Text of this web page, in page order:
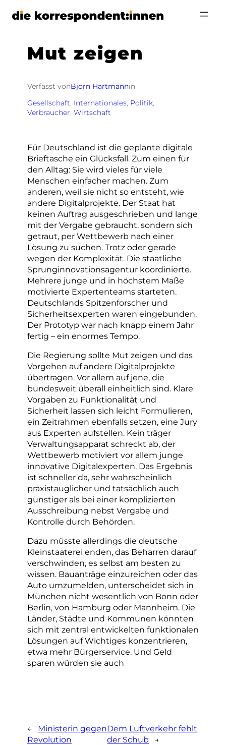
Zum
Mut zeigen
Verfasst vonBjörn Hartmannin
Gesellschaft, Internationales, Politik
Verbraucher, Wirtschaft
Für Deutschland ist die geplante digitale
Brieftasche ein Glücksfall. Zum einen für
den Alltag: Sie wird vieles für viele
Menschen einfacher machen. Zum
anderen, weil sie nicht so entsteht, wie
andere Digitalprojekte. Der Staat hat
keinen Auftrag ausgeschrieben und lange
mit der Vergabe gebraucht, sondern sich
getraut, per Wettbewerb nach einer
Lösung zu suchen. Trotz oder gerade
wegen der Komplexität. Die staatliche
Sprunginnovationsagentur koordinierte.
Mehrere junge und in höchstem Maße
motivierte Expertenteams starteten.
Deutschlands Spitzenforscher und
Sicherheitsexperten waren eingebunden.
Der Prototyp war nach knapp einem Jahr
fertig – ein enormes Tempo.
Die Regierung sollte Mut zeigen und das
Vorgehen auf andere Digitalprojekte
übertragen. Vor allem auf jene, die
bundesweit überall einheitlich sind. Klare
Vorgaben zu Funktionalität und
Sicherheit lassen sich leicht Formulieren,
ein Zeitrahmen ebenfalls setzen, eine Jury
aus Experten aufstellen. Kein träger
Verwaltungsapparat schreckt ab, der
Wettbewerb motiviert vor allem junge
innovative Digitalexperten. Das Ergebnis
ist schneller da, sehr wahrscheinlich
praxistauglicher und tatsächlich auch
günstiger als bei einer komplizierten
Ausschreibung nebst Vergabe und
Kontrolle durch Behörden.
Dazu müsste allerdings die deutsche
Kleinstaaterei enden, das Beharren darauf
verschwinden, es selbst am besten zu
wissen. Bauanträge einzureichen oder das
Auto umzumelden, unterscheidet sich in
München nicht wesentlich von Bonn oder
Berlin, von Hamburg oder Mannheim. Die
Länder, Städte und Kommunen könnten
sich mit zentral entwickelten funktionalen
Lösungen auf Wichtiges konzentrieren,
etwa mehr Bürgerservice. Und Geld
sparen würden sie auch
←
Ministerin gegen
Revolution
Dem Luftverkehr fehlt
der Schub
→